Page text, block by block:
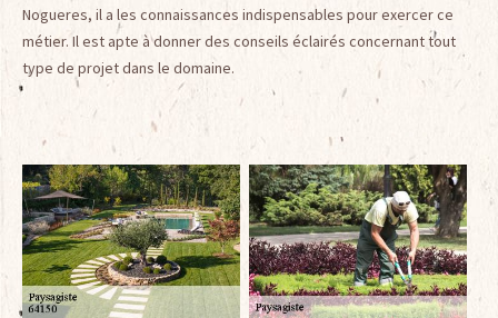
Nogueres, il a les connaissances indispensables pour exercer ce
métier. Il est apte à donner des conseils éclairés concernant tout
type de projet dans le domaine.